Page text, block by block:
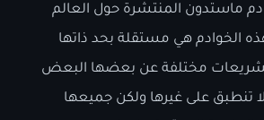
ماستدون المنتشرة حول العالم
الخوادم هي مستقلة بحد ذاتها
مختلفة عن بعضها البعض
تنطبق على غيرها ولكن جميعها